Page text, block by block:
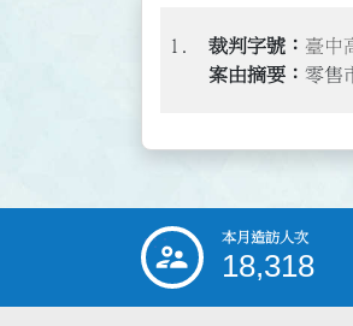
1.
臺中
零售
::: 本月造訪人次
18,318